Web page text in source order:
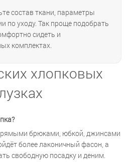
состав ткани, параметры
по уходу. Так проще подобрать
сидеть и
комплектах.
хлопковых
брюками, юбкой, джинсами
более лаконичный фасон, а
свободную посадку и деним.